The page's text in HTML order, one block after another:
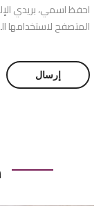
احفظ اسمي، بريدي
المتصفح لاستخدامها